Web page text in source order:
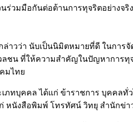
วมมือกันต่อต้านการทุจริตอย่างจริ
ล่าวว่า นับเป็นนิมิตหมายที่ดี ในกา
ลชน ที่ให้ความสำคัญในปัญหาการ
มไทย
เภทบุคคล ได้แก่ ข้าราชการ บุคค
หนังสือพิมพ์ โทรทัศน์ วิทยุ สำนักข่